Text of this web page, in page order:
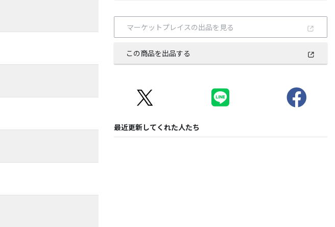
マーケットプレイスの出品を見る
この商品を出品する
最近更新してくれた人たち